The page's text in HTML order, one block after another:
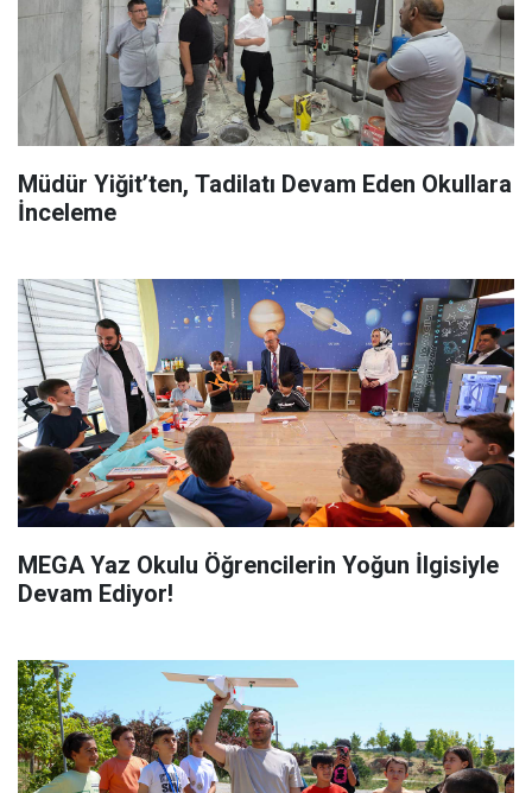
Müdür Yiğit’ten, Tadilatı Devam Eden Okullara
İnceleme
MEGA Yaz Okulu Öğrencilerin Yoğun İlgisiyle
Devam Ediyor!